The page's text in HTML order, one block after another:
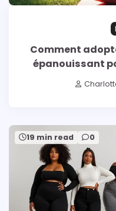
Comment
épanouissant
19 min read 0